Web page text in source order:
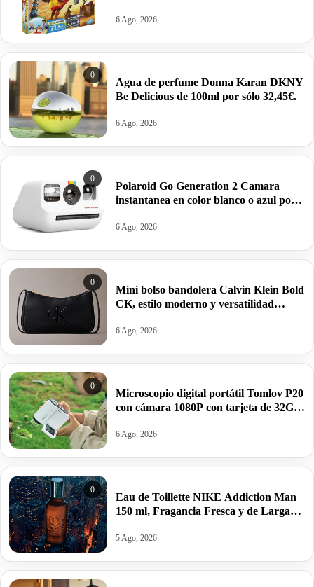
6 Ago, 2026
0
Agua de perfume Donna Karan DKNY
Be Delicious de 100ml por sólo 32,45€.
6 Ago, 2026
0
Polaroid Go Generation 2 Camara
instantanea en color blanco o azul por
6 Ago, 2026
0
Mini bolso bandolera Calvin Klein Bold
CK, estilo moderno y versatilidad
6 Ago, 2026
0
Microscopio digital portátil Tomlov P20
con cámara 1080P con tarjeta de 32GB
6 Ago, 2026
0
Eau de Toillette NIKE Addiction Man
150 ml, Fragancia Fresca y de Larga
5 Ago, 2026